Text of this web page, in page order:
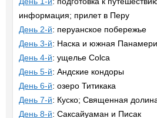
информация; прилет в Перу
День 2-й: перуанское побережье
День 3-й: Наска и южная
День 4-й: ущелье Colca
День 5-й: Андские кондоры
День 6-й: озеро Титикака
День 7-й: Куско; Священная
День 8-й: Саксайуаман и Писак